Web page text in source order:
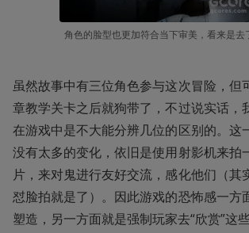
角色的脸型也更加符合当下审美，看来是去
虽然故事中有三位角色参与这次冒险，但
章教学关卡之后就狗带了，不过说实话，
在游戏中是不大能分辨几位的区别的。这
没有太多的变化，依旧是使用射影机来拍
片，来对鬼进行友好交流，感化他们（其
怼脸拍就是了）。因此游戏的恐怖感一方
塑造，另一方面就是强制玩家去“欣赏”这